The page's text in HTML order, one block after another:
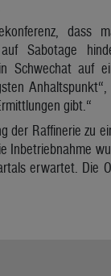
dass
Sabotage
Schwechat auf
gibt.“
der Raffinerie zu
Inbetriebnahme
erwartet. Die